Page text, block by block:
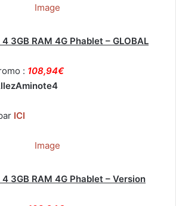
3GB RAM 4G Phablet – GLOBAL
: 108,94€
ICI
3GB RAM 4G Phablet – Version